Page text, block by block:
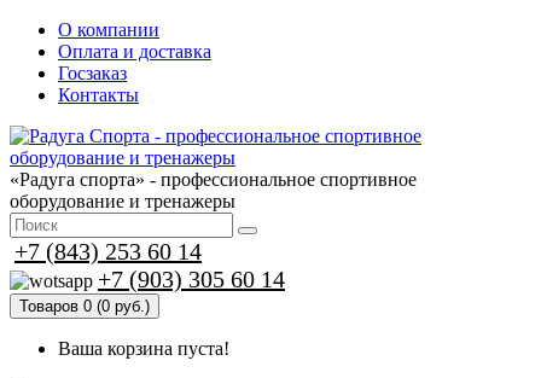
О компании
Оплата и доставка
Госзаказ
Контакты
«Радуга спорта» - профессиональное спортивное
оборудование и тренажеры
+7 (843) 253 60 14
+7 (903) 305 60 14
Товаров 0 (0 руб.)
Ваша корзина пуста!